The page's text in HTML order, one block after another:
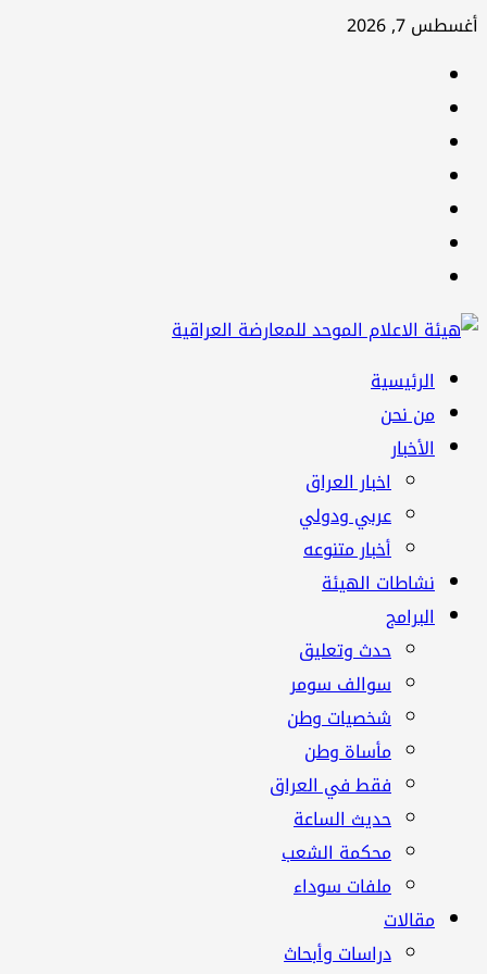
تخطي
أغسطس 7, 2026
القائمة
الرئيسية
الرئيسية
من نحن
الأخبار
اخبار العراق
عربي ودولي
أخبار متنوعه
نشاطات الهيئة
البرامج
حدث وتعليق
سوالف سومر
شخصيات وطن
مأساة وطن
فقط في العراق
حديث الساعة
محكمة الشعب
ملفات سوداء
مقالات
دراسات وأبحاث